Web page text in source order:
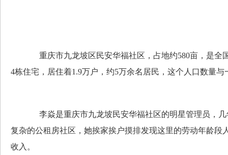
重庆市九龙坡区民安华福社区，占地约580亩，是全国
4栋住宅，居住着1.9万户，约5万余名居民，这个人口数量与
李焱是重庆市九龙坡民安华福社区的明星管理员，几
复杂的公租房社区，她挨家挨户摸排发现这里的劳动年龄段
收入。